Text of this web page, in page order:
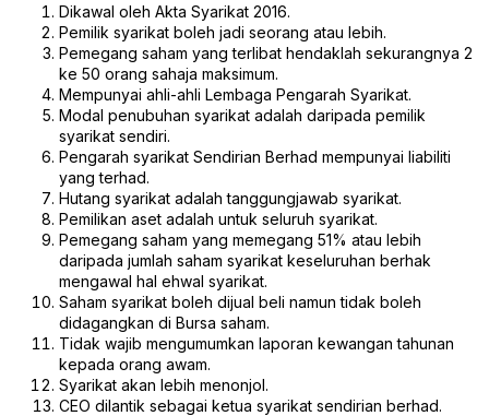
Dikawal oleh Akta Syarikat 2016.
Pemilik syarikat boleh jadi seorang atau lebih.
Pemegang saham yang terlibat hendaklah sekurangnya 2
ke 50 orang sahaja maksimum.
Mempunyai ahli-ahli Lembaga Pengarah Syarikat.
Modal penubuhan syarikat adalah daripada pemilik
syarikat sendiri.
Pengarah syarikat Sendirian Berhad mempunyai liabiliti
yang terhad.
Hutang syarikat adalah tanggungjawab syarikat.
Pemilikan aset adalah untuk seluruh syarikat.
Pemegang saham yang memegang 51% atau lebih
daripada jumlah saham syarikat keseluruhan berhak
mengawal hal ehwal syarikat.
Saham syarikat boleh dijual beli namun tidak boleh
didagangkan di Bursa saham.
Tidak wajib mengumumkan laporan kewangan tahunan
kepada orang awam.
Syarikat akan lebih menonjol.
CEO dilantik sebagai ketua syarikat sendirian berhad.